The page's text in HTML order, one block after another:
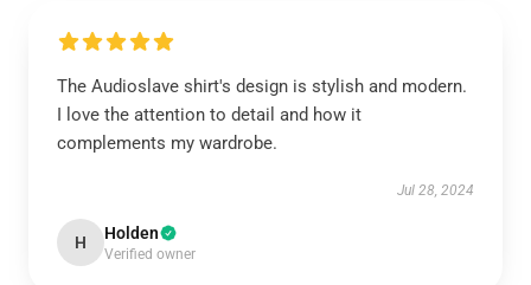
The Audioslave shirt's design is stylish and modern.
I love the attention to detail and how it
complements my wardrobe.
Jul 28, 2024
H Holden
Verified owner